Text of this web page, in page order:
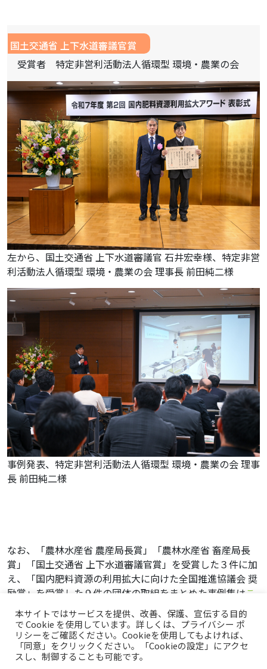
国土交通省 上下水道審議官賞
受賞者 特定非営利活動法人循環型 環境・農業の会
左から、国土交通省 上下水道審議官 石井宏幸様、特定非営
利活動法人循環型 環境・農業の会 理事長 前田純二様
事例発表、特定非営利活動法人循環型 環境・農業の会 理事
長 前田純二様
なお、「農林水産省 農産局長賞」「農林水産省 畜産局長
賞」「国土交通省 上下水道審議官賞」を受賞した３件に加
え、「国内肥料資源の利用拡大に向けた全国推進協議会 奨
励賞」を受賞した９件の団体の取組をまとめた事例集はこ
ちらからダウンロード
いただけます。
トップページ プライバシーポリシー
本サイトではサービスを提供、改善、保護、宣伝する目的
で Cookie を使用しています。詳しくは、プライバシー ポ
リシーをご確認ください。Cookieを使用してもよければ、
「同意」をクリックください。「Cookieの設定」にアクセ
スし、制御することも可能です。